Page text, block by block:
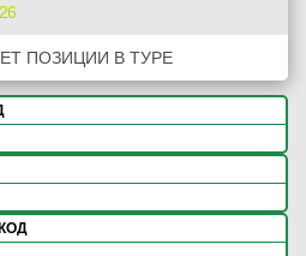
ПОЗИЦИИ В ТУРЕ